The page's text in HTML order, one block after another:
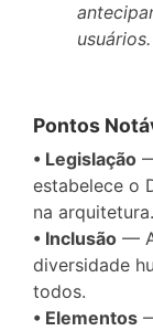
usuários.
Pontos
• Legislação
estabelece o
na arquitetura.
• Inclusão —
diversidade
todos.
• Elementos